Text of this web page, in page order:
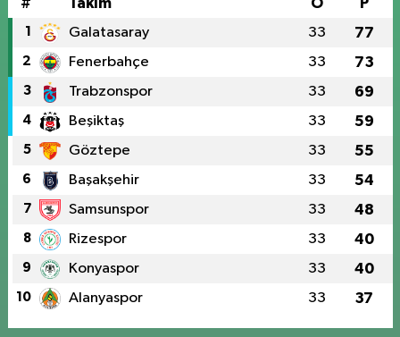
# Takım O P
1 Galatasaray 33 77
2 Fenerbahçe 33 73
3 Trabzonspor 33 69
4 Beşiktaş 33 59
5 Göztepe 33 55
6 Başakşehir 33 54
7 Samsunspor 33 48
8 Rizespor 33 40
9 Konyaspor 33 40
10 Alanyaspor 33 37